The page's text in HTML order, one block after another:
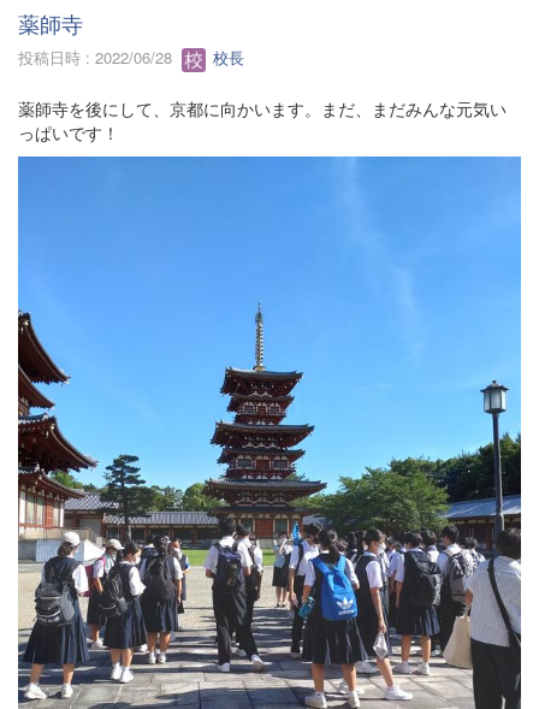
薬師寺
投稿日時 : 2022/06/28 校長
薬師寺を後にして、京都に向かいます。まだ、まだみんな元気い
っぱいです！